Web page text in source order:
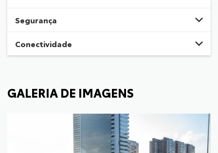
Segurança
Conectividade
GALERIA DE IMAGENS